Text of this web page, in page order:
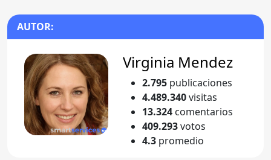
AUTOR:
Virginia Mendez
2.795 publicaciones
4.489.340visitas
13.324 comentarios
409.293votos
4.3 promedio